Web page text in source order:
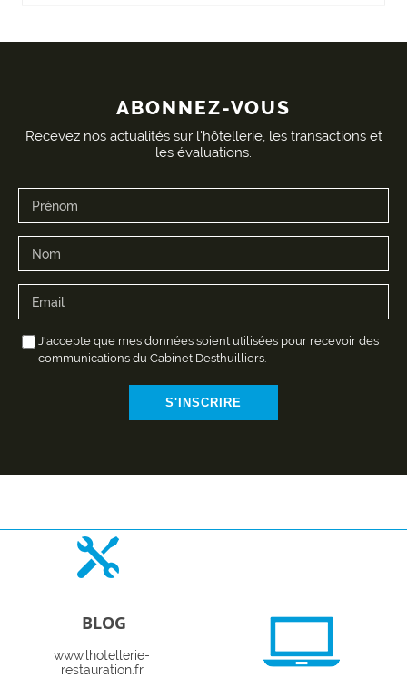
ABONNEZ-VOUS
Recevez nos actualités sur l'hôtellerie, les transactions et
les évaluations.
J'accepte que mes données soient utilisées pour recevoir des
communications du Cabinet Desthuilliers.
S'INSCRIRE
BLOG
www.lhotellerie-
restauration.fr